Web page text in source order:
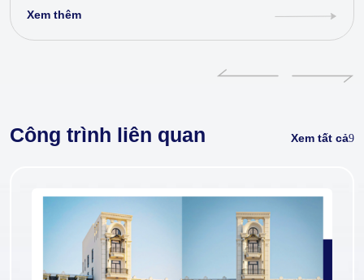
Xem thêm
Công trình liên quan Xem tất cả